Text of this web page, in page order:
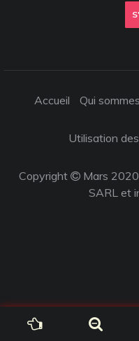
Accueil Qui
Utilisation
Copyright
Mars 2020
SARL et